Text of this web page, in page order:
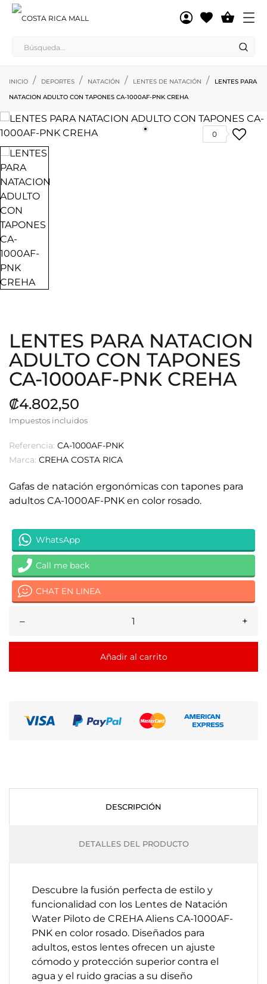

INICIO DEPORTES NATACIÓN LENTES DE NATACIÓN
LENTES PARA
NATACION ADULTO CON TAPONES CA-1000AF-PNK CREHA
0
LENTES PARA NATACION
ADULTO CON TAPONES
CA-1000AF-PNK CREHA
₡4.802,50
Impuestos incluidos
Referencia: CA-1000AF-PNK
Marca: CREHA COSTA RICA
Gafas de natación ergonómicas con tapones para
adultos CA-1000AF-PNK en color rosado.
WhatsApp
Call me back
CHAT EN LINEA
– +
Añadir al carrito
DESCRIPCIÓN
DETALLES DEL PRODUCTO
Descubre la fusión perfecta de estilo y
funcionalidad con los Lentes de Natación
Water Piloto de CREHA Aliens CA-1000AF-
PNK en color rosado. Diseñados para
adultos, estos lentes ofrecen un ajuste
cómodo y protección superior contra el
agua y el ruido gracias a su diseño